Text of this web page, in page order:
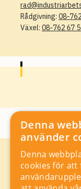
Rådgivning: 08-
Växel: 08-762 67
Kontakt
Storgatan 19, Box
114 85 Stockholm
Denna
använder
Denna
cookies för